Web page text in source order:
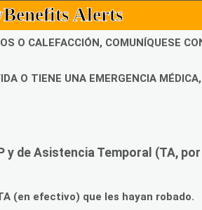
Alerts
O CALEFACCIÓN, COMUNÍQUESE
O TIENE UNA EMERGENCIA
de Asistencia Temporal (TA,
(en efectivo) que les hayan robado.